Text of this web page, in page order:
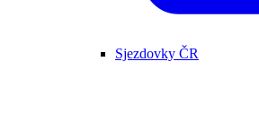
Sjezdovky ČR